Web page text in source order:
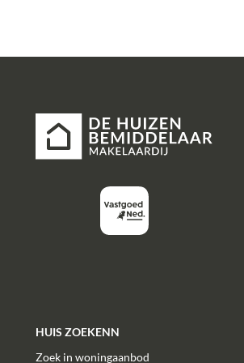
apartment is also easily accessible by
For the exact layout and/or
the floor plans behind the photo report.
Enclosed entrance on the ground floor
doorbell panel, access to the individual
and elevator/stairs to the 4th floor.
HUIS ZOEKENN
Zoek in woningaanbod